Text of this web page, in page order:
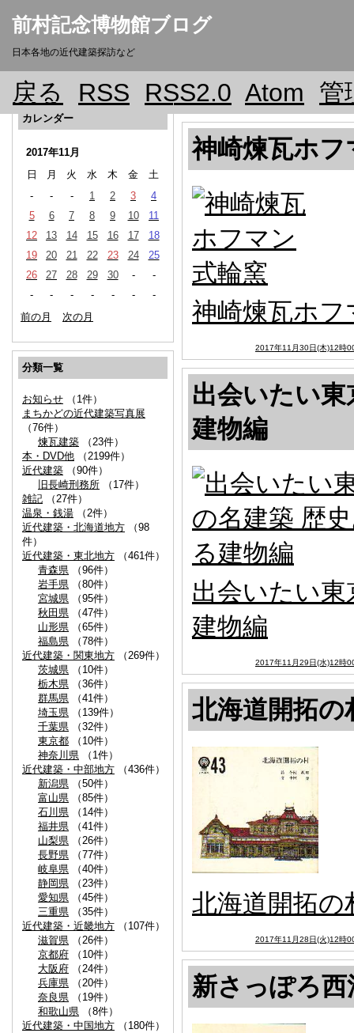
前村記念博物館ブログ
日本各地の近代建築探訪など
戻る RSS RSS2.0 Atom 管
カレンダー
2017年11月
日
月 火 水 木 金
土
-
- - 1 2 3
4
5
6 7 8 9 10
11
12
13 14 15 16 17
18
19
20 21 22 23 24
25
26
27 28 29 30 -
-
-
- - - - -
-
前の月
次の月
分類一覧
お知らせ （1件）
まちかどの近代建築写真展
（76件）
煉瓦建築 （23件）
本・DVD他 （2199件）
近代建築 （90件）
旧長崎刑務所 （17件）
雑記 （27件）
温泉・銭湯 （2件）
近代建築・北海道地方 （98
件）
近代建築・東北地方 （461件）
青森県 （96件）
岩手県 （80件）
宮城県 （95件）
秋田県 （47件）
山形県 （65件）
福島県 （78件）
近代建築・関東地方 （269件）
茨城県 （10件）
栃木県 （36件）
群馬県 （41件）
埼玉県 （139件）
千葉県 （32件）
東京都 （10件）
神奈川県 （1件）
近代建築・中部地方 （436件）
新潟県 （50件）
富山県 （85件）
石川県 （14件）
福井県 （41件）
山梨県 （26件）
長野県 （77件）
岐阜県 （40件）
静岡県 （23件）
愛知県 （45件）
三重県 （35件）
近代建築・近畿地方 （107件）
滋賀県 （26件）
京都府 （10件）
大阪府 （24件）
兵庫県 （20件）
奈良県 （19件）
和歌山県 （8件）
近代建築・中国地方 （180件）
神崎煉瓦ホフ
神崎煉瓦ホフ
2017年11月30日(木)12時
出会いたい
建物編
出会いたい
建物編
2017年11月29日(水)12時
北海道開拓の
北海道開拓の
2017年11月28日(火)12時
新さっぽろ西